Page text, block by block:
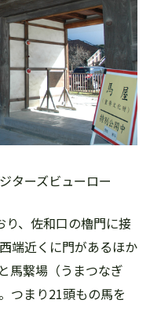
ターズビューロー
、佐和口の櫓門に接
端近くに門があるほか
馬繋場（うまつなぎ
つまり21頭もの馬を